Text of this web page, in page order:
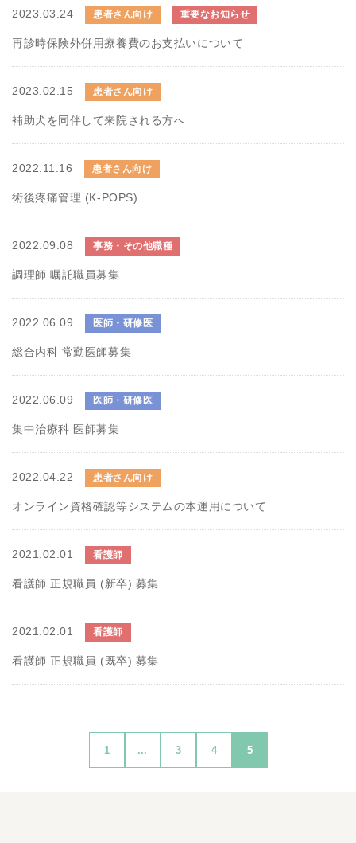
2023.03.24 患者さん向け 重要なお知らせ
再診時保険外併用療養費のお支払いについて
2023.02.15 患者さん向け
補助犬を同伴して来院される方へ
2022.11.16 患者さん向け
術後疼痛管理 (K-POPS)
2022.09.08 事務・その他職種
調理師 嘱託職員募集
2022.06.09 医師・研修医
総合内科 常勤医師募集
2022.06.09 医師・研修医
集中治療科 医師募集
2022.04.22 患者さん向け
オンライン資格確認等システムの本運用について
2021.02.01 看護師
看護師 正規職員 (新卒) 募集
2021.02.01 看護師
看護師 正規職員 (既卒) 募集
1 ... 3 4 5